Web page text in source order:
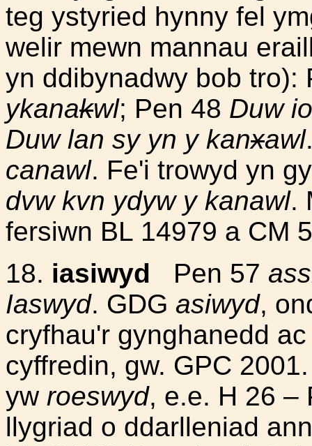
teg ystyried hynny fel
welir mewn mannau
yn ddibynadwy bob tro):
ykanakwl; Pen 48 Duw
Duw lan sy yn y kanxawl
canawl. Fe'i trowyd yn
dvw kvn ydyw y kanawl.
fersiwn BL 14979 a CM
18. iasiwyd Pen 57
Iaswyd. GDG asiwyd,
cryfhau'r gynghanedd
cyffredin, gw. GPC
yw roeswyd, e.e. H 26 –
llygriad o ddarlleniad